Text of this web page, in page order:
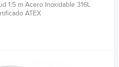
1.5 m Acero Inoxidable 316L
ATEX